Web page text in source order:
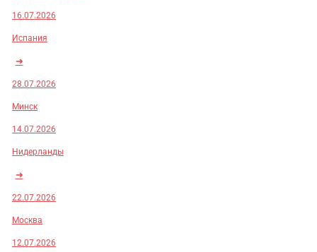
16.07.2026
Испания
➜
28.07.2026
Минск
14.07.2026
Нидерланды
➜
22.07.2026
Москва
12.07.2026